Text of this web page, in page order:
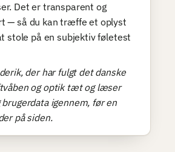
Det er transparent og
— så du kan træffe et oplyst
stole på en subjektiv føletest
der har fulgt det danske
og optik tæt og læser
igennem, før en
på siden.